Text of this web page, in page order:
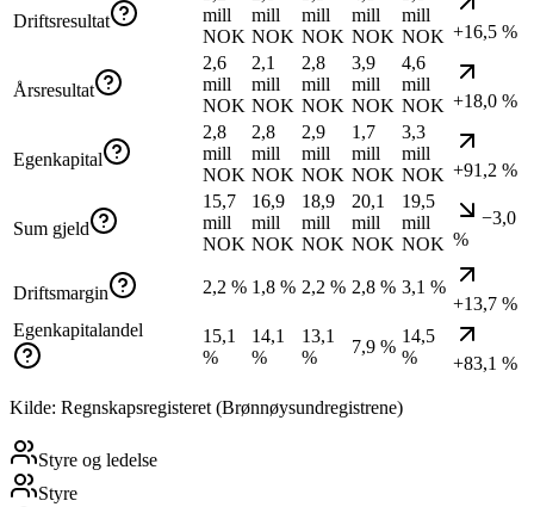
Driftsresultat
mill
NOK
mill
NOK
mill
NOK
mill
NOK
mill
NOK +16,5 %
Årsresultat
2,6
mill
NOK
2,1
mill
NOK
2,8
mill
NOK
3,9
mill
NOK
4,6
mill
NOK +18,0 %
Egenkapital
2,8
mill
NOK
2,8
mill
NOK
2,9
mill
NOK
1,7
mill
NOK
3,3
mill
NOK +91,2 %
Sum gjeld
15,7
mill
NOK
16,9
mill
NOK
18,9
mill
NOK
20,1
mill
NOK
19,5
mill
NOK
−3,0
%
Driftsmargin 2,2 % 1,8 % 2,2 % 2,8 % 3,1 %
+13,7 %
Egenkapitalandel
15,1
%
14,1
%
13,1
%
7,9 %
14,5
%
+83,1 %
Kilde: Regnskapsregisteret (Brønnøysundregistrene)
Styre og ledelse
Styre